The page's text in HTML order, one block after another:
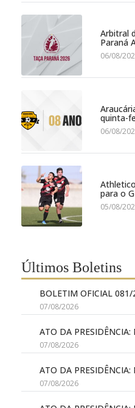
Arbitral
Paraná
06/08/
quinta-
06/08/
para o
05/08/
Últimos Boletins
BOLETIM OFICIAL 081/
07/08/2026
ATO DA PRESIDÊNCIA:
07/08/2026
ATO DA PRESIDÊNCIA:
07/08/2026